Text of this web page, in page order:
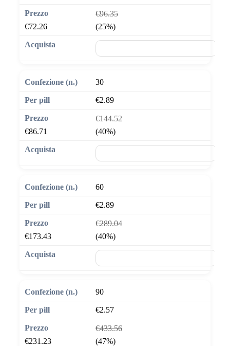
€96.35
€72.26
(25%)
30
€2.89
€144.52
€86.71
(40%)
60
€2.89
€289.04
€173.43
(40%)
90
€2.57
€433.56
€231.23
(47%)